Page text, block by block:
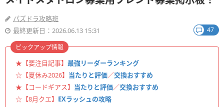
パズドラ攻略班
最終更新日：2026.06.13 15:31
47
★【要注目記事】 最強リーダーランキング
☆【夏休み2026】 当たりと評価／交換おすすめ
★【コードギアス】 当たりと評価／交換おすすめ
☆【8月クエ】 EXラッシュの攻略
ピックアップ情報